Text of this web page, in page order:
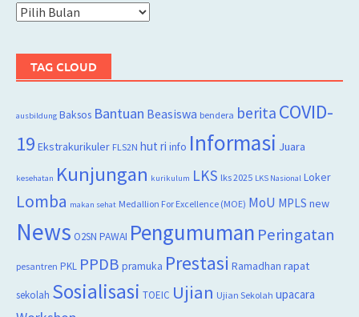
Arsip
TAG CLOUD
ausbildung Baksos Bantuan Beasiswa bendera berita COVID-
19 Ekstrakurikuler FLS2N hut ri info Informasi Juara
kesehatan Kunjungan kurikulum LKS lks 2025 LKS Nasional Loker
Lomba makan sehat Medallion For Excellence (MOE) MoU MPLS new
News O2SN PAWAI Pengumuman Peringatan
pesantren PKL PPDB pramuka Prestasi Ramadhan rapat
sekolah Sosialisasi TOEIC Ujian Ujian Sekolah upacara